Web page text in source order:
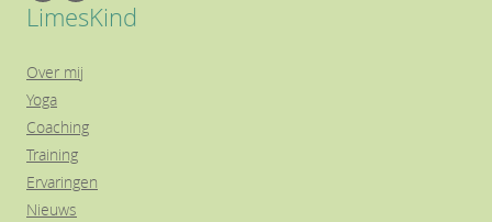
LimesKind
Over mij
Yoga
Coaching
Training
Ervaringen
Nieuws